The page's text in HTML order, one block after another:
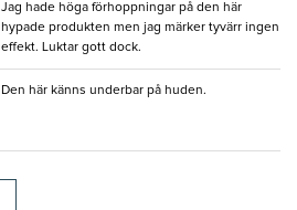
Jag hade höga förhoppningar på den här
hypade produkten men jag märker tyvärr ingen
effekt. Luktar gott dock.
Den här känns underbar på huden.